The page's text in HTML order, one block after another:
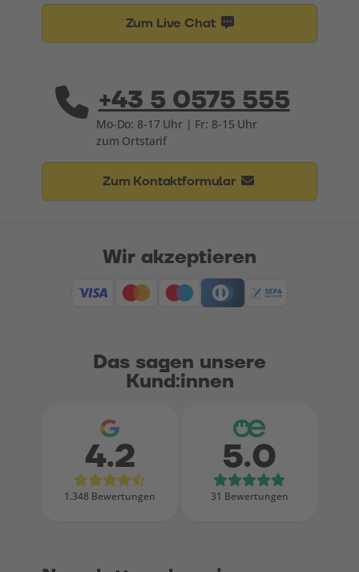
Zum Live Chat
+43 5 0575 555
Mo-Do: 8-17 Uhr | Fr: 8-15 Uhr
zum Ortstarif
Zum Kontaktformular
Das sagen unsere
Kund:innen
Bewertungen bei Google
4.2
1.348 Bewertungen
5.0
31 Bewertungen
Wir akzeptieren